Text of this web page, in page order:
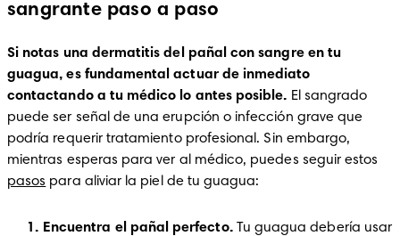
sangrante paso a paso
Si notas una dermatitis del pañal con sangre en tu
guagua, es fundamental actuar de inmediato
contactando a tu médico lo antes posible. El sangrado
puede ser señal de una erupción o infección grave que
podría requerir tratamiento profesional. Sin embargo,
pasos para aliviar la piel de tu guagua:
Encuentra el pañal perfecto. Tu guagua debería usar